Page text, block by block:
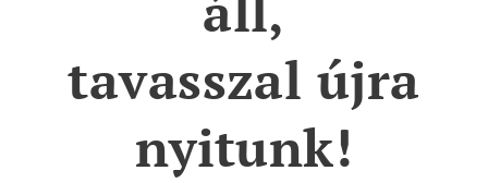
tavasszal újra
nyitunk!